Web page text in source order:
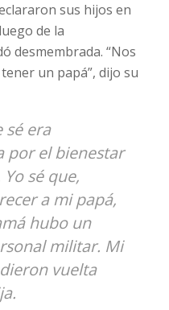
sus hijos en
de la
desmembrada. “Nos
un papá”, dijo su
sé era
por el bienestar
sé que,
a mi papá,
hubo un
militar. Mi
vuelta